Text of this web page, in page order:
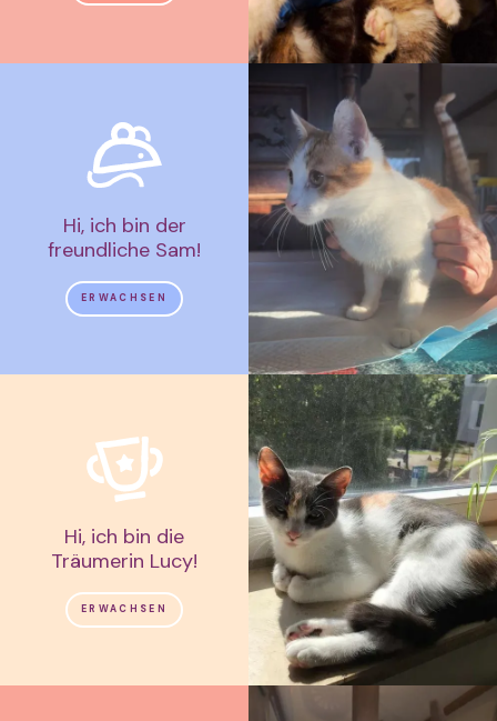
Hi, ich bin der
freundliche Sam!
ERWACHSEN
Hi, ich bin die
Träumerin Lucy!
ERWACHSEN